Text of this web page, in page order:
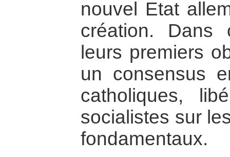
nouvel Etat
création. Dans
leurs premiers
un consensus
catholiques,
socialistes sur
fondamentaux.